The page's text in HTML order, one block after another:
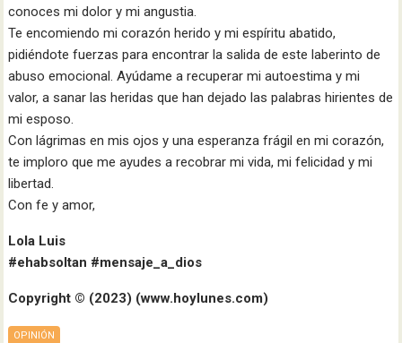
conoces mi dolor y mi angustia.
Te encomiendo mi corazón herido y mi espíritu abatido,
pidiéndote fuerzas para encontrar la salida de este laberinto de
abuso emocional. Ayúdame a recuperar mi autoestima y mi
valor, a sanar las heridas que han dejado las palabras hirientes de
mi esposo.
Con lágrimas en mis ojos y una esperanza frágil en mi corazón,
te imploro que me ayudes a recobrar mi vida, mi felicidad y mi
libertad.
Con fe y amor,
Lola Luis
#ehabsoltan #mensaje_a_dios
Copyright ©️ (2023) (www.hoylunes.com)
OPINIÓN